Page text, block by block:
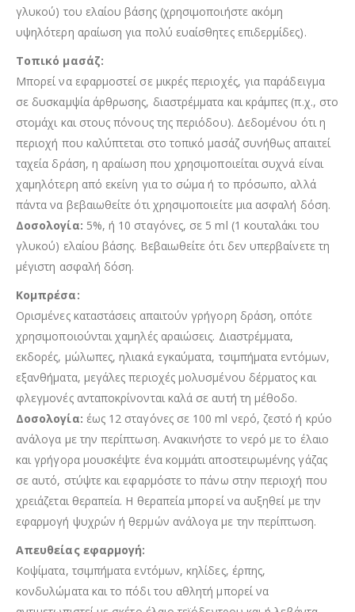
γλυκού) του ελαίου βάσης (χρησιμοποιήστε ακόμη
υψηλότερη αραίωση για πολύ ευαίσθητες επιδερμίδες).
Τοπικό μασάζ:
Μπορεί να εφαρμοστεί σε μικρές περιοχές, για παράδειγμα
σε δυσκαμψία άρθρωσης, διαστρέμματα και κράμπες (π.χ., στο
στομάχι και στους πόνους της περιόδου). Δεδομένου ότι η
περιοχή που καλύπτεται στο τοπικό μασάζ συνήθως απαιτεί
ταχεία δράση, η αραίωση που χρησιμοποιείται συχνά είναι
χαμηλότερη από εκείνη για το σώμα ή το πρόσωπο, αλλά
πάντα να βεβαιωθείτε ότι χρησιμοποιείτε μια ασφαλή δόση.
Δοσολογία: 5%, ή 10 σταγόνες, σε 5 ml (1 κουταλάκι του
γλυκού) ελαίου βάσης. Βεβαιωθείτε ότι δεν υπερβαίνετε τη
μέγιστη ασφαλή δόση.
Κομπρέσα:
Ορισμένες καταστάσεις απαιτούν γρήγορη δράση, οπότε
χρησιμοποιούνται χαμηλές αραιώσεις. Διαστρέμματα,
εκδορές, μώλωπες, ηλιακά εγκαύματα, τσιμπήματα εντόμων,
εξανθήματα, μεγάλες περιοχές μολυσμένου δέρματος και
φλεγμονές ανταποκρίνονται καλά σε αυτή τη μέθοδο.
Δοσολογία: έως 12 σταγόνες σε 100 ml νερό, ζεστό ή κρύο
ανάλογα με την περίπτωση. Ανακινήστε το νερό με το έλαιο
και γρήγορα μουσκέψτε ένα κομμάτι αποστειρωμένης γάζας
σε αυτό, στύψτε και εφαρμόστε το πάνω στην περιοχή που
χρειάζεται θεραπεία. Η θεραπεία μπορεί να αυξηθεί με την
εφαρμογή ψυχρών ή θερμών ανάλογα με την περίπτωση.
Απευθείας εφαρμογή:
Κοψίματα, τσιμπήματα εντόμων, κηλίδες, έρπης,
κονδυλώματα και το πόδι του αθλητή μπορεί να